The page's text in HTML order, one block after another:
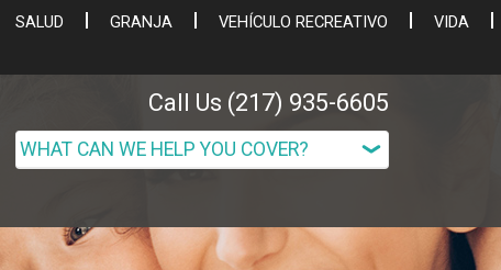
SALUD GRANJA VEHÍCULO RECREATIVO
VIDA
Call Us (217) 935-6605